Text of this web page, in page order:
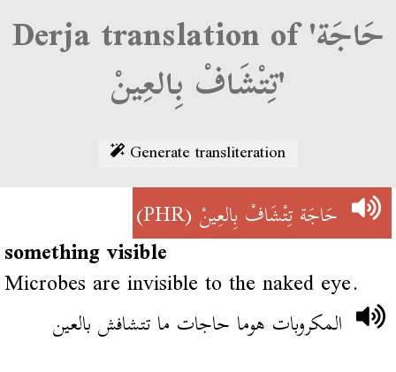
Derja translation of 'حَاجَة
تِتْشَافْ بِالعِينْ'
Generate transliteration
حَاجَة تِتْشَافْ بِالعِينْ(PHR)
something visible
Microbes are invisible to the naked eye.
المكروبات هوما حاجات ما تتشافش بالعين